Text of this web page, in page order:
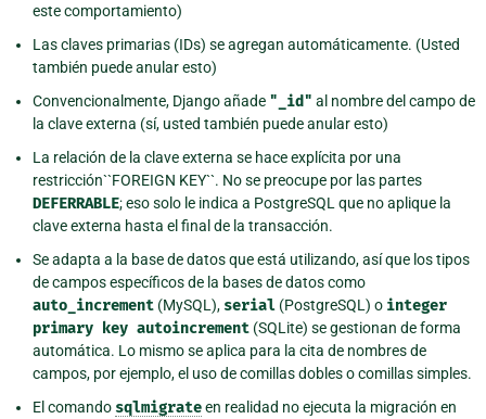
este comportamiento)
Las claves primarias (IDs) se agregan automáticamente. (Usted
también puede anular esto)
Convencionalmente, Django añade "_id" al nombre del campo de
la clave externa (sí, usted también puede anular esto)
La relación de la clave externa se hace explícita por una
restricción``FOREIGN KEY``. No se preocupe por las partes
DEFERRABLE; eso solo le indica a PostgreSQL que no aplique la
clave externa hasta el final de la transacción.
Se adapta a la base de datos que está utilizando, así que los tipos
de campos específicos de la bases de datos como
auto_increment (MySQL), serial (PostgreSQL) o integer
primary
key autoincrement (SQLite) se gestionan de forma
automática. Lo mismo se aplica para la cita de nombres de
campos, por ejemplo, el uso de comillas dobles o comillas simples.
El comando sqlmigrateen realidad no ejecuta la migración en